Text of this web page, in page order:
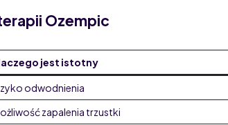
Ozempic
jest istotny
odwodnienia
zapalenia trzustki